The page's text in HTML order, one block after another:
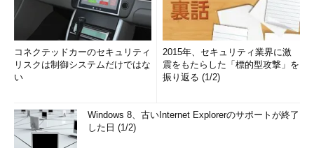
コネクテッドカーのセキュリティ
リスクは制御システムだけではな
い
2015年、セキュリティ業界に激
震をもたらした「標的型攻撃」を
振り返る (1/2)
Windows 8、古いInternet Explorerのサポートが終了
した日 (1/2)